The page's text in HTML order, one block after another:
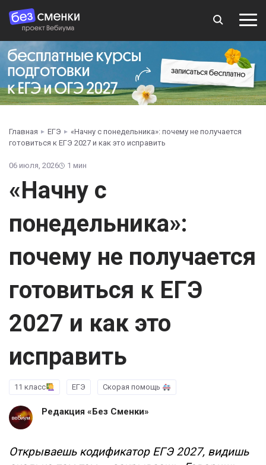
Главная ЕГЭ
«Начну с понедельника»: почему не получается
готовиться к ЕГЭ 2027 и как это исправить
06 июля, 2026 1 мин
«Начну с
понедельника»:
почему не получается
готовиться к ЕГЭ
2027 и как это
исправить
11 класс ЕГЭ Скорая помощь
Редакция «Без Сменки»
Открываешь кодификатор ЕГЭ 2027, видишь